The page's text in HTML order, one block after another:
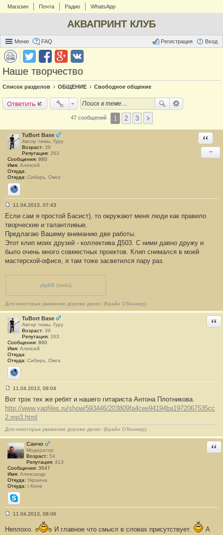
Магазин Почта Радио WhatsApp
АКВАПРИНТ КЛУБ
Меню FAQ Вход
Регистрация
Наше творчество
Список разделов ОБЩЕНИЕ Свободное общение
Ответить
47 сообщений 1 2 3
TuBort Base
Автор темы, Гуру
Возраст: 39
Репутация: 263
Сообщения: 860
Имя: Алексей
Откуда:
Откуда: Сибирь, Омск
Сайт
−
о
б
щ
н
и
#
11.04.2013, 07:43
Если сам я простой Басист), то окружают меня люди как правило
творческие и талантливые.
Предлагаю Вашему вниманию две работы.
Этот клип моих друзей - коллектива Д503. С ними давно дружу и
было очень много совместных проектов. Клип снимался в моей
мастерской-офисе, я там тоже засветился пару раз.
phpBB [media]
Для некоторых уважение дороже денег. (Брайн О’Коннер)
TuBort Base
Автор темы, Гуру
Возраст: 39
Репутация: 263
Сообщения: 860
Имя: Алексей
Откуда:
Откуда: Сибирь, Омск
Сайт
о
б
щ
н
#
2
11.04.2013, 08:04
Вот трэк тех же ребят и нашего гитариста Антона Плотникова.
http://www.yapfiles.ru/show/593446/203809fa4cee94194ba1972067535cc
2.mp3.html
Для некоторых уважение дороже денег. (Брайн О’Коннер)
Санчо
Модератор
Возраст: 54
Репутация: 413
Сообщения: 3647
Имя: Александр
Откуда: Украина
Откуда: г.Киев
Skype
о
11.04.2013, 08:06
Неплохо. И главное что смысл в словах присутствует.
А